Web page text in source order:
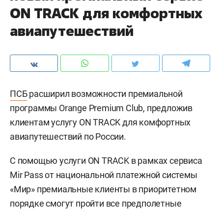
ON TRACK для комфортных
авиапутешествий
ПСБрасширил возможности премиальной
программы Orange Premium Club, предложив
клиентам услугу ON TRACK для комфортных
авиапутешествий по России.
С помощью услуги ON TRACK в рамках сервиса
Mir Pass от национальной платежной системы
«Мир» премиальные клиенты в приоритетном
порядке смогут пройти все предполетные